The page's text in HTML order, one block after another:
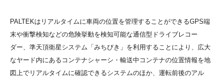
PALTEKはリアルタイムに車両の位置を管理することができるGPS端
末や衝撃検知などの危険挙動を検知可能な通信型ドライブレコー
ダー、準天頂衛星システム「みちびき」を利用することにより、広大
なヤード内にあるコンテナシャーシ・輸送中コンテナの位置情報を地
図上でリアルタイムに確認できるシステムのほか、運転前後のアル